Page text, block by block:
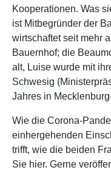
Kooperationen. Was
ist Mitbegründer der
wirtschaftet seit mehr
Bauernhof; die
alt, Luise wurde mit
Schwesig
Jahres in
Wie die Corona-
einhergehenden
trifft, wie die beiden
Sie hier. Gerne